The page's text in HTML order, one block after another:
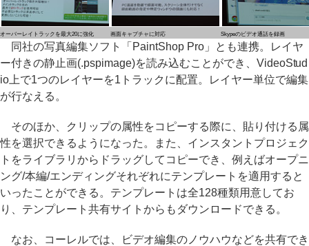
オーバーレイトラックを最大20に強化 画面キャプチャに対応 Skypeのビデオ通話を録画
同社の写真編集ソフト「PaintShop Pro」とも連携。レイヤ
ー付きの静止画(.pspimage)を読み込むことができ、VideoStud
io上で1つのレイヤーを1トラックに配置。レイヤー単位で編集
が行なえる。
そのほか、クリップの属性をコピーする際に、貼り付ける属
性を選択できるようになった。また、インスタントプロジェク
トをライブラリからドラッグしてコピーでき、例えばオープニ
ング/本編/エンディングそれぞれにテンプレートを適用すると
いったことができる。テンプレートは全128種類用意してお
り、テンプレート共有サイトからもダウンロードできる。
なお、コーレルでは、ビデオ編集のノウハウなどを共有でき